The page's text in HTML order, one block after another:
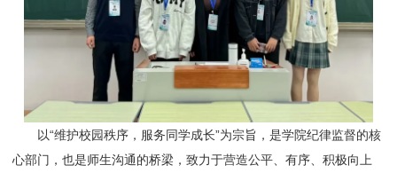
以“维护校园秩序，服务同学成长”为宗旨，是学院纪律监督的核
心部门，也是师生沟通的桥梁，致力于营造公平、有序、积极向上